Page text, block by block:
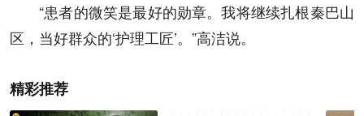
“患者的微笑是最好的勋章。我将继续扎根秦巴山
区，当好群众的‘护理工匠’。”高洁说。
精彩推荐